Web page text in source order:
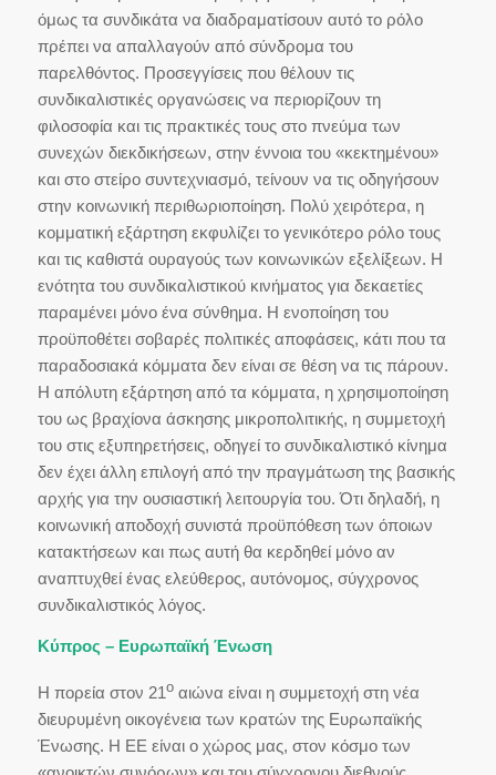
όμως τα συνδικάτα να διαδραματίσουν αυτό το ρόλο
πρέπει να απαλλαγούν από σύνδρομα του
παρελθόντος. Προσεγγίσεις που θέλουν τις
συνδικαλιστικές οργανώσεις να περιορίζουν τη
φιλοσοφία και τις πρακτικές τους στο πνεύμα των
συνεχών διεκδικήσεων, στην έννοια του «κεκτημένου»
και στο στείρο συντεχνιασμό, τείνουν να τις οδηγήσουν
στην κοινωνική περιθωριοποίηση. Πολύ χειρότερα, η
κομματική εξάρτηση εκφυλίζει το γενικότερο ρόλο τους
και τις καθιστά ουραγούς των κοινωνικών εξελίξεων. Η
ενότητα του συνδικαλιστικού κινήματος για δεκαετίες
παραμένει μόνο ένα σύνθημα. Η ενοποίηση του
προϋποθέτει σοβαρές πολιτικές αποφάσεις, κάτι που τα
παραδοσιακά κόμματα δεν είναι σε θέση να τις πάρουν.
Η απόλυτη εξάρτηση από τα κόμματα, η χρησιμοποίηση
του ως βραχίονα άσκησης μικροπολιτικής, η συμμετοχή
του στις εξυπηρετήσεις, οδηγεί το συνδικαλιστικό κίνημα
δεν έχει άλλη επιλογή από την πραγμάτωση της βασικής
αρχής για την ουσιαστική λειτουργία του. Ότι δηλαδή, η
κοινωνική αποδοχή συνιστά προϋπόθεση των όποιων
κατακτήσεων και πως αυτή θα κερδηθεί μόνο αν
αναπτυχθεί ένας ελεύθερος, αυτόνομος, σύγχρονος
συνδικαλιστικός λόγος.
Κύπρος – Ευρωπαϊκή Ένωση
Η πορεία στον 21οαιώνα είναι η συμμετοχή στη νέα
διευρυμένη οικογένεια των κρατών της Ευρωπαϊκής
Ένωσης. Η ΕΕ είναι ο χώρος μας, στον κόσμο των